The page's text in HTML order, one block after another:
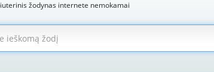
žodynas internete nemokamai